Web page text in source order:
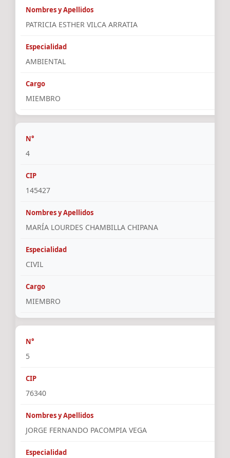
PATRICIA ESTHER VILCA ARRATIA
AMBIENTAL
MIEMBRO
4
145427
MARÍA LOURDES CHAMBILLA CHIPANA
CIVIL
MIEMBRO
5
76340
JORGE FERNANDO PACOMPIA VEGA